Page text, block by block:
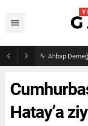
Ahbap
Hatay’a